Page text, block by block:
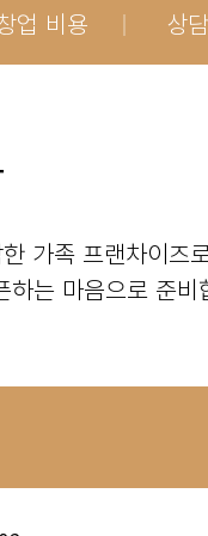
업 비용 상
가족 프랜차이즈
하는 마음으로 준비